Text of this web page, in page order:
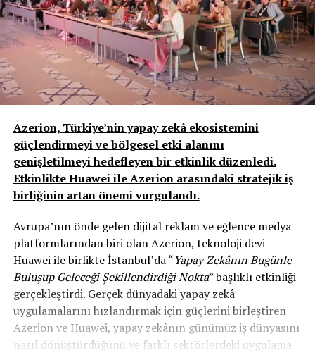
Azerion, Türkiye’nin yapay zekâ ekosistemini
güçlendirmeyi ve bölgesel etki alanını
genişletilmeyi hedefleyen bir etkinlik düzenledi.
Etkinlikte Huawei ile Azerion arasındaki stratejik iş
birliğinin artan önemi vurgulandı.
Avrupa’nın önde gelen dijital reklam ve eğlence medya
platformlarından biri olan Azerion, teknoloji devi
Huawei ile birlikte İstanbul’da “Yapay Zekânın Bugünle
Buluşup Geleceği Şekillendirdiği Nokta” başlıklı etkinliği
gerçekleştirdi. Gerçek dünyadaki yapay zekâ
uygulamalarını hızlandırmak için güçlerini birleştiren
Azerion ve Huawei, yapay zekânın günümüz iş dünyasını
nasıl dönüştürdüğünü ve farklı sektörlerdeki uygulama